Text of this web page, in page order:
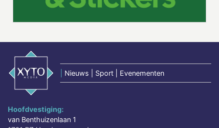
Nieuws | Sport | Evenementen
Hoofdvestiging:
van Benthuizenlaan 1